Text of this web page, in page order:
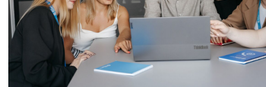
Опыт команды ЦКР составляет уже
более 16 лет. Мы прошли длинный путь
от объединенного центра обслуживания
металлургического холдинга до
преобразования в независимую